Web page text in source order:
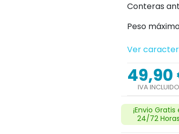
Conteras
Peso
Ver
49,90
IVA INCLUIDO
¡Envio Gratis
24/72